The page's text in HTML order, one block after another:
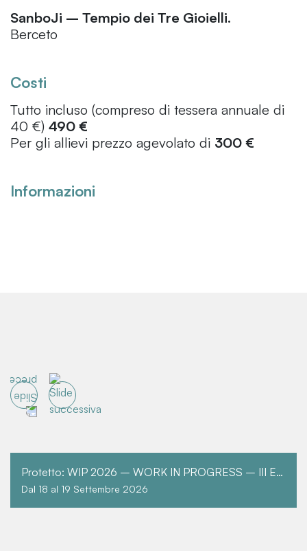
SanboJi – Tempio dei Tre Gioielli.
Berceto
Costi
Tutto incluso (compreso di tessera annuale di
40 €) 490 €
Per gli allievi prezzo agevolato di 300 €
Informazioni
Protetto: WIP 2026 – WORK IN PROGRESS – III EDIZIONE
Dal 18 al 19 Settembre 2026